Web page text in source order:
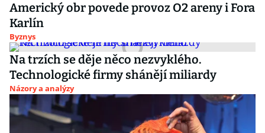
Americký obr povede provoz O2 areny i Fora
Karlín
Byznys
Na trzích se děje něco nezvyklého.
Technologické firmy shánějí miliardy
Názory a analýzy